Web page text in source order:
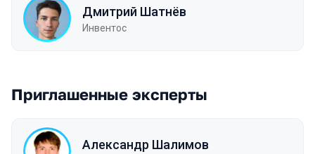
Дмитрий Шатнёв
Инвентос
Приглашенные эксперты
Александр Шалимов